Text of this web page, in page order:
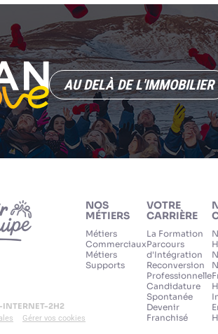
AU DELÀ DE L'IMMOBILIER
2H2
Gérer vos cookies
NOS
MÉTIERS
Métiers
Commerciaux
Métiers
Supports
VOTRE
CARRIÈRE
La Formation
Parcours
d'Intégration
Reconversion
Professionnelle
Candidature
Spontanée
Devenir
Franchisé